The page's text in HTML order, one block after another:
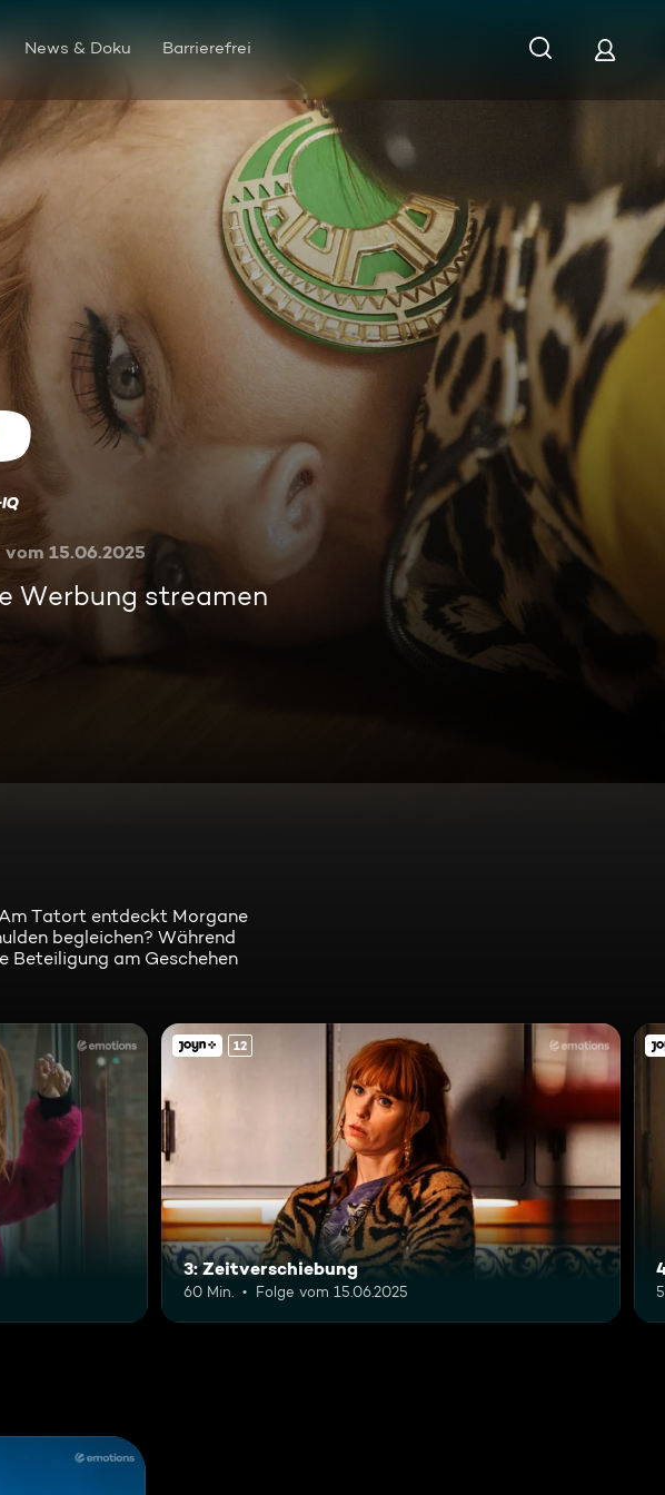
News & Doku Barrierefrei
vom 15.06.2025
Werbung streamen
Tatort entdeckt Morgane
begleichen? Während
Beteiligung am Geschehen
12
3: Zeitverschiebung
60 Min. Folge vom 15.06.2025